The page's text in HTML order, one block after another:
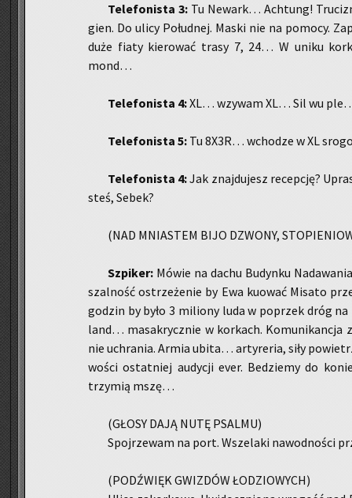
Te­le­fo­ni­sta 3: Tu Ne­wark… Ach­tung!
gien. Do ulicy Po­łud­nej. Maski nie na po­mo­cy.
duże fiaty kie­ro­wać trasy 7, 24… W uniku
mond…
Te­le­fo­ni­sta 4:XL… wzy­wam XL… Sil wu
Te­le­fo­ni­sta 5: Tu 8X3R… wcho­dze w XL
Te­le­fo­ni­sta 4:Jak znaj­du­jesz re­cep­cję?
steś, Sebek?
(NAD MNIA­STEM BIJO DZWO­NY,
Szpi­ker: Mówie na dachu Bu­dyn­ku
szal­ność ostrze­że­nie by Ewa ku­ować Mi­sa­to
go­dzin by było 3 mi­lio­ny luda w po­przek dróg
land… ma­sa­krycz­nie w kor­kach. Ko­mu­ni­kan­cja
nie uchra­nia. Armia ubita… ar­ty­re­ria, siły
wo­ści ostat­niej au­dy­cji ever. Be­dzie­my do
trzy­mią mszę…
(GŁOSY DAJĄ NUTĘ PSAL­MU)
Spoj­rze­wam na port. Wsze­la­ki na­wod­no­ści
(PO­DŹWIĘK GWIZ­DÓW ŁO­DZIO­WYCH)